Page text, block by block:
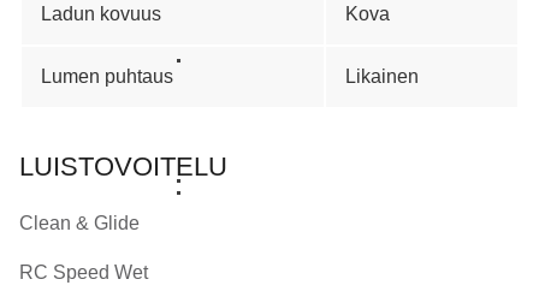
Ladun kovuus Kova
Lumen puhtaus Likainen
LUISTOVOITELU
Clean & Glide
RC Speed Wet